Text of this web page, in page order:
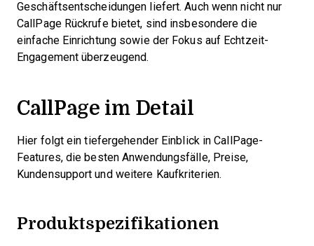
Geschäftsentscheidungen liefert. Auch wenn nicht nur
CallPage Rückrufe bietet, sind insbesondere die
einfache Einrichtung sowie der Fokus auf Echtzeit-
Engagement überzeugend.
CallPage im Detail
Hier folgt ein tiefergehender Einblick in CallPage-
Features, die besten Anwendungsfälle, Preise,
Kundensupport und weitere Kaufkriterien.
Produktspezifikationen